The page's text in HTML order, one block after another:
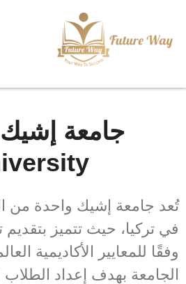
تُعد جامعة إشيك واحدة من
في تركيا، حيث تتميز بتقديم
وفقًا للمعايير الأكاديمية
الجامعة بهدف إعداد